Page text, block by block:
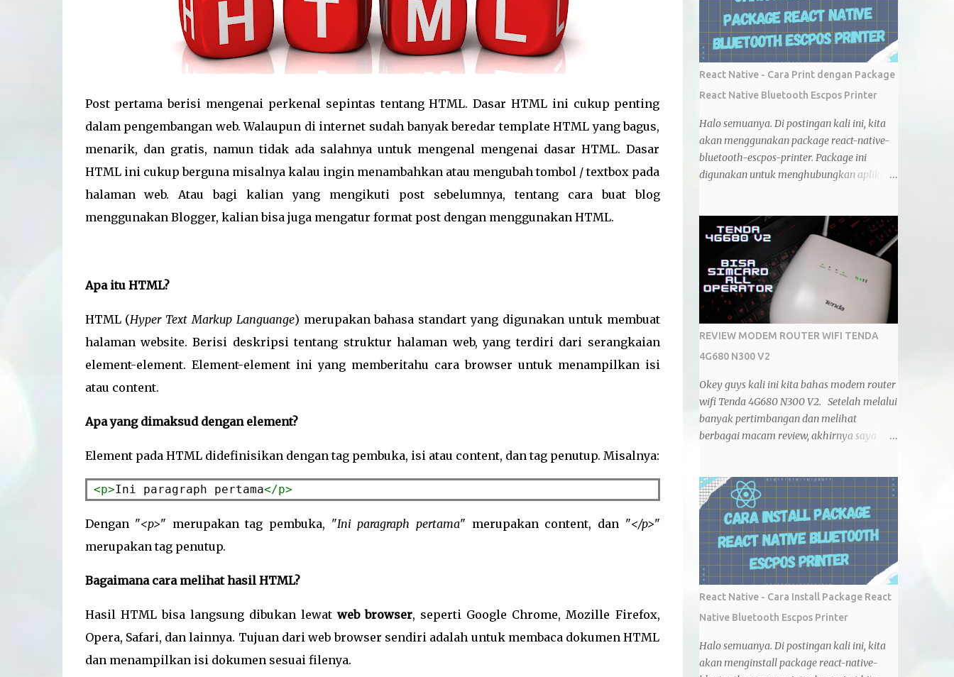
Post pertama berisi mengenai perkenal sepintas tentang HTML. Dasar HTML ini cukup penting
dalam pengembangan web. Walaupun di internet sudah banyak beredar template HTML yang bagus,
menarik, dan gratis, namun tidak ada salahnya untuk mengenal mengenai dasar HTML. Dasar
HTML ini cukup berguna misalnya kalau ingin menambahkan atau mengubah tombol / textbox pada
halaman web. Atau bagi kalian yang mengikuti post sebelumnya, tentang cara buat blog
menggunakan Blogger, kalian bisa juga mengatur format post dengan menggunakan HTML.
Apa itu HTML?
HTML (Hyper Text Markup Languange) merupakan bahasa standart yang digunakan untuk membuat
halaman website. Berisi deskripsi tentang struktur halaman web, yang terdiri dari serangkaian
element-element. Element-element ini yang memberitahu cara browser untuk menampilkan isi
atau content.
Apa yang dimaksud dengan element?
Element pada HTML didefinisikan dengan tag pembuka, isi atau content, dan tag penutup. Misalnya:
<p>Ini paragraph pertama</p>
Dengan "<p>" merupakan tag pembuka, "Ini paragraph pertama" merupakan content, dan "</p>"
merupakan tag penutup.
Bagaimana cara melihat hasil HTML?
Hasil HTML bisa langsung dibukan lewat web browser, seperti Google Chrome, Mozille Firefox,
Opera, Safari, dan lainnya. Tujuan dari web browser sendiri adalah untuk membaca dokumen HTML
dan menampilkan isi dokumen sesuai filenya.
React Native - Cara Print dengan Package
React Native Bluetooth Escpos Printer
Halo semuanya. Di postingan kali ini, kita
akan menggunakan package react-native-
bluetooth-escpos-printer. Package ini
digunakan untuk menghubungkan aplikasi
cara instalasinya, bagi yang ketinggalan
bisa langsung aja lihat di postingan React
Native - Cara Install Package React Native
Bluetooth Escpos Printer . Di posting ini,
saya menggunakan react native versi 0.67.3.
React native nya di compile menggunakan
komputer dengan OS Windows 10. Package
digunakan adalah versi 0.0.5. Printer yang
saya gunakan adalah printer thermal merk
IWARE dengan seri ZJ-5809. Kita akan
membuat sebuah text dan sebuah tombol.
Text ini akan menunjukkan informasi status
printer bluetooth. Berikut adalah
codingnya. import React from 'react' ;
import { View , Text , Button ,
PermissionsAndroid } from...
REVIEW MODEM ROUTER WIFI TENDA
4G680 N300 V2
Okey guys kali ini kita bahas modem router
wifi Tenda 4G680 N300 V2. Setelah melalui
banyak pertimbangan dan melihat
berbagai macam review, akhirnya saya
MR6400 tetapi entah kenapa modem ini
selalu disconnect terus menerus dan ini
membuat saya kesal (saya pakai simcard
telkomsel saat itu). Saya sudah update
firmware dan coba oprek beberapa kali tapi
tetap saja tidak membuahkan hasil.
Harapan saya modem tenda ini adalah
pilhan yang tepat kali ini. Dari bentuk fisik
modem tenda ini sangat bagus dan dibekali
sepasang antena untuk memperkuat sinyal,
jadi antenanya tidak dijual terpisah.
Modem ini memiliki 2 port RJ45 yang dapat
React Native - Cara Install Package React
Native Bluetooth Escpos Printer
Halo semuanya. Di postingan kali ini, kita
akan menginstall package react-native-